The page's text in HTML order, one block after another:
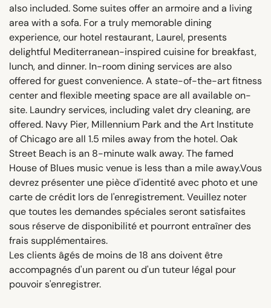
also included. Some suites offer an armoire and a living
area with a sofa. For a truly memorable dining
experience, our hotel restaurant, Laurel, presents
delightful Mediterranean-inspired cuisine for breakfast,
lunch, and dinner. In-room dining services are also
offered for guest convenience. A state-of-the-art fitness
center and flexible meeting space are all available on-
site. Laundry services, including valet dry cleaning, are
offered. Navy Pier, Millennium Park and the Art Institute
of Chicago are all 1.5 miles away from the hotel. Oak
Street Beach is an 8-minute walk away. The famed
House of Blues music venue is less than a mile away.Vous
devrez présenter une pièce d'identité avec photo et une
carte de crédit lors de l'enregistrement. Veuillez noter
que toutes les demandes spéciales seront satisfaites
sous réserve de disponibilité et pourront entraîner des
frais supplémentaires.
Les clients âgés de moins de 18 ans doivent être
accompagnés d'un parent ou d'un tuteur légal pour
pouvoir s'enregistrer.